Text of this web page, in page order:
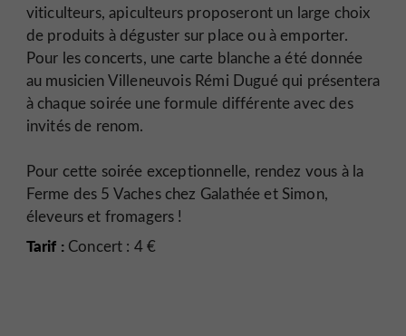
viticulteurs, apiculteurs proposeront un large choix
de produits à déguster sur place ou à emporter.
Pour les concerts, une carte blanche a été donnée
au musicien Villeneuvois Rémi Dugué qui présentera
à chaque soirée une formule différente avec des
invités de renom.
Pour cette soirée exceptionnelle, rendez vous à la
Ferme des 5 Vaches chez Galathée et Simon,
éleveurs et fromagers !
Tarif :Concert : 4 €